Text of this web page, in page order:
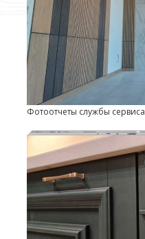
Фотоотчеты службы сервиса